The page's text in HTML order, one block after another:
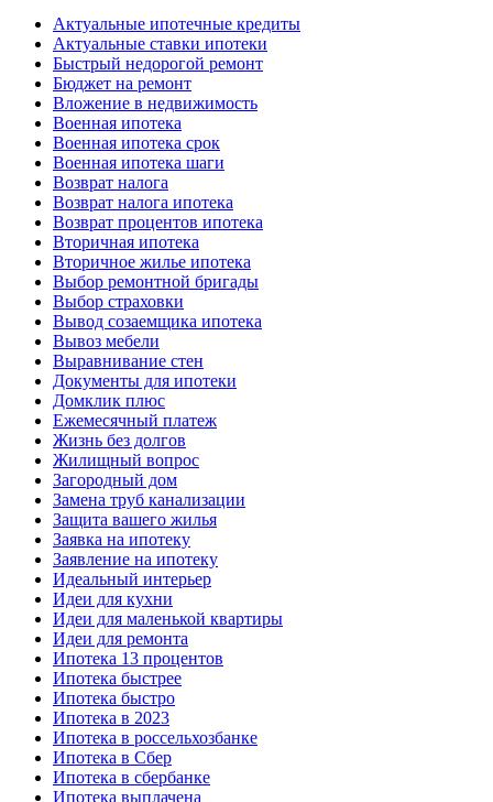
Актуальные ипотечные кредиты
Актуальные ставки ипотеки
Быстрый недорогой ремонт
Бюджет на ремонт
Вложение в недвижимость
Военная ипотека
Военная ипотека срок
Военная ипотека шаги
Возврат налога
Возврат налога ипотека
Возврат процентов ипотека
Вторичная ипотека
Вторичное жилье ипотека
Выбор ремонтной бригады
Выбор страховки
Вывод созаемщика ипотека
Вывоз мебели
Выравнивание стен
Документы для ипотеки
Домклик плюс
Ежемесячный платеж
Жизнь без долгов
Жилищный вопрос
Загородный дом
Замена труб канализации
Защита вашего жилья
Заявка на ипотеку
Заявление на ипотеку
Идеальный интерьер
Идеи для кухни
Идеи для маленькой квартиры
Идеи для ремонта
Ипотека 13 процентов
Ипотека быстрее
Ипотека быстро
Ипотека в 2023
Ипотека в россельхозбанке
Ипотека в Сбер
Ипотека в сбербанке
Ипотека выплачена